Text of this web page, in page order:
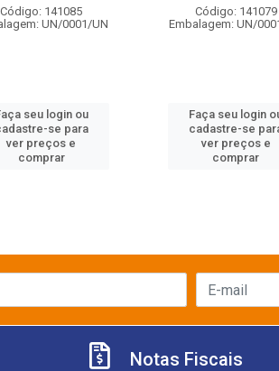
Código: 141085
UN/0001/UN
seu login ou
se para
ver preços e
comprar
Código: 141079
Embalagem: UN/
Faça seu login
cadastre-se
ver preços e
comprar
Notas Fiscais